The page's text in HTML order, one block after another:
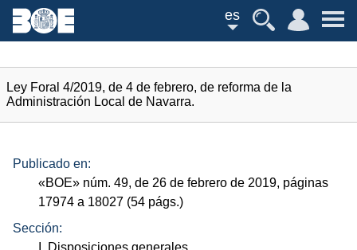
es
Ley Foral 4/2019, de 4 de febrero, de reforma de la
Administración Local de Navarra.
Publicado en:
«BOE» núm. 49, de 26 de febrero de 2019, páginas
17974 a 18027 (54 págs.)
Sección:
I. Disposiciones generales